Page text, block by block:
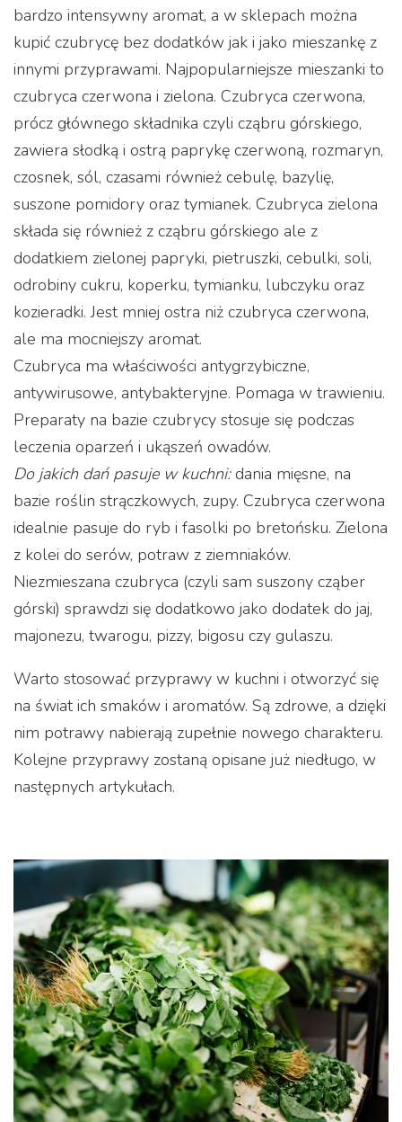
bardzo intensywny aromat, a w sklepach można
kupić czubrycę bez dodatków jak i jako mieszankę z
innymi przyprawami. Najpopularniejsze mieszanki to
czubryca czerwona i zielona. Czubryca czerwona,
prócz głównego składnika czyli cząbru górskiego,
zawiera słodką i ostrą paprykę czerwoną, rozmaryn,
czosnek, sól, czasami również cebulę, bazylię,
suszone pomidory oraz tymianek. Czubryca zielona
składa się również z cząbru górskiego ale z
dodatkiem zielonej papryki, pietruszki, cebulki, soli,
odrobiny cukru, koperku, tymianku, lubczyku oraz
kozieradki. Jest mniej ostra niż czubryca czerwona,
ale ma mocniejszy aromat.
Czubryca ma właściwości antygrzybiczne,
antywirusowe, antybakteryjne. Pomaga w trawieniu.
Preparaty na bazie czubrycy stosuje się podczas
leczenia oparzeń i ukąszeń owadów.
Do jakich dań pasuje w kuchni:dania mięsne, na
bazie roślin strączkowych, zupy. Czubryca czerwona
idealnie pasuje do ryb i fasolki po bretońsku. Zielona
z kolei do serów, potraw z ziemniaków.
Niezmieszana czubryca (czyli sam suszony cząber
górski) sprawdzi się dodatkowo jako dodatek do jaj,
majonezu, twarogu, pizzy, bigosu czy gulaszu.
Warto stosować przyprawy w kuchni i otworzyć się
na świat ich smaków i aromatów. Są zdrowe, a dzięki
nim potrawy nabierają zupełnie nowego charakteru.
Kolejne przyprawy zostaną opisane już niedługo, w
następnych artykułach.